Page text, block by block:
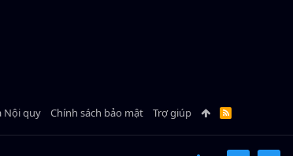
Nội quy Chính sách bảo mật Trợ giúp
R
S
S